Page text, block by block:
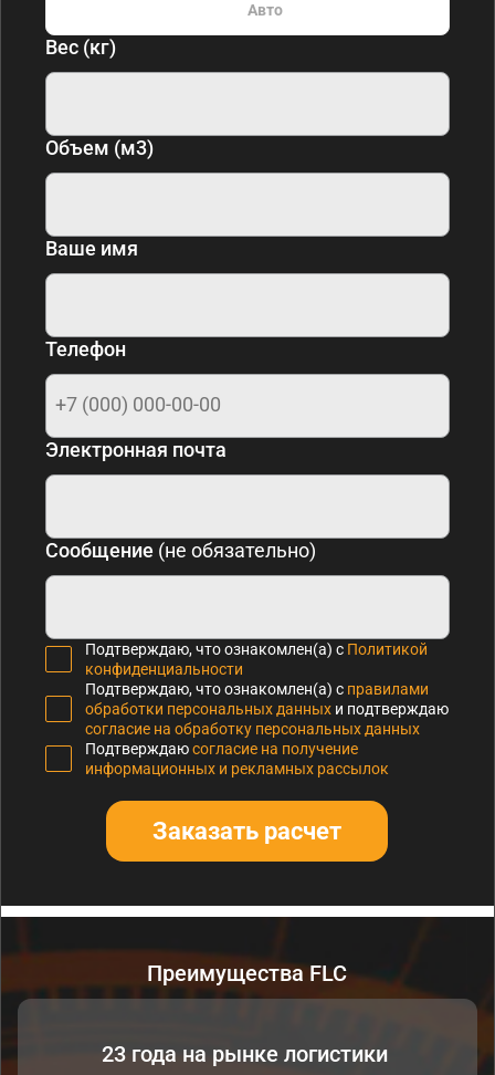
Авто
Вес (кг)
Объем (м3)
Ваше имя
Телефон
Электронная почта
Сообщение (не обязательно)
Подтверждаю, что ознакомлен(а) с Политикой
конфиденциальности
Подтверждаю, что ознакомлен(а) с правилами
обработки персональных данныхи подтверждаю
согласие на обработку персональных данных
Подтверждаюсогласие на получение
информационных и рекламных рассылок
Заказать расчет
Преимущества FLC
23 года на рынке логистики